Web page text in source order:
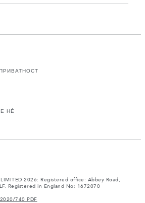
НЀ
LIMITED 2026: Registered office: Abbey Road,
Registered in England No: 1672070
740 PDF